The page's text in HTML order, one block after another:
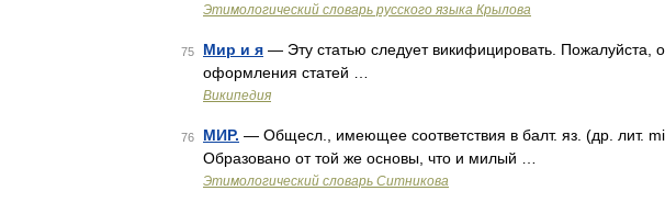
Этимологический словарь русского языка Крылова
75 Мир и я — Эту статью следует викифицировать. Пожалуйста,
оформления статей …
Википедия
76 МИР. — Общесл., имеющее соответствия в балт. яз. (др. лит.
Образовано от той же основы, что и милый …
Этимологический словарь Ситникова